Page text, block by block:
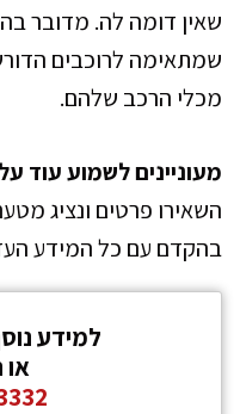
שאין דומה לה. מדובר
שמתאימה לרוכבים
מכלי הרכב שלהם.
מעוניינים לשמוע עוד על TMAX 560 TECH MAX?
השאירו פרטים ונציג
בהקדם עם כל המידע
למידע